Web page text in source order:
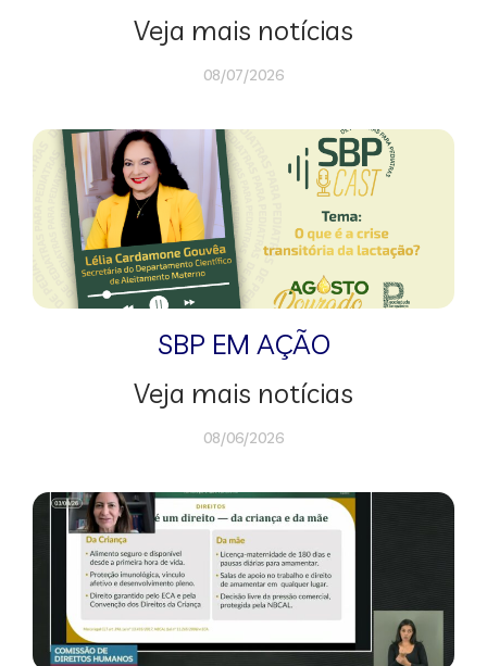
Veja mais notícias
08/07/2026
SBP EM AÇÃO
Veja mais notícias
08/06/2026